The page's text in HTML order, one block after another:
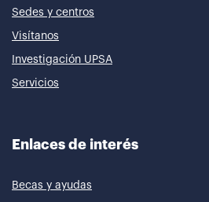
Sedes y centros
Visítanos
Investigación UPSA
Servicios
Enlaces de interés
Becas y ayudas